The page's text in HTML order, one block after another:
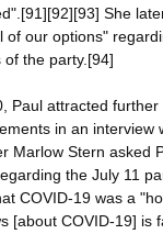
She
of our options"
the party.[94]
Paul attracted further
in an interview
Marlow Stern asked
the July 11
COVID-19 was a
[about COVID-19] is